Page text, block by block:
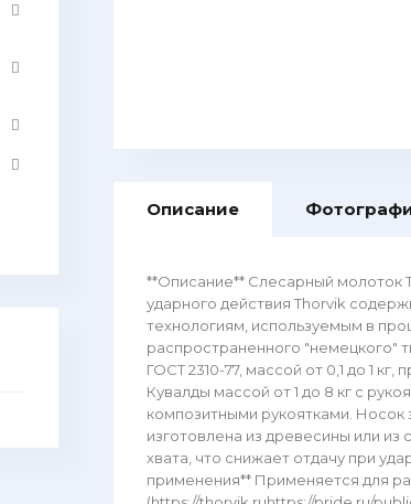
Описание
**Описание** Слесарный молоток
ударного действия Thorvik
технологиям, используемым в
распространенного "немецкого"
ГОСТ 2310-77, массой от 0,1 до 1
Кувалды массой от 1 до 8 кг с
композитными рукоятками. Носок
изготовлена из древесины или
хвата, что снижает отдачу при
применения** Применяется для